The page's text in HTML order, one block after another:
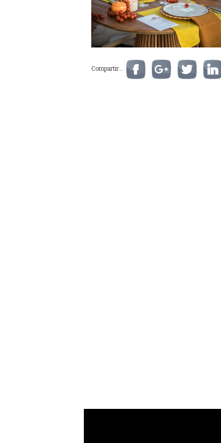
Compartir...